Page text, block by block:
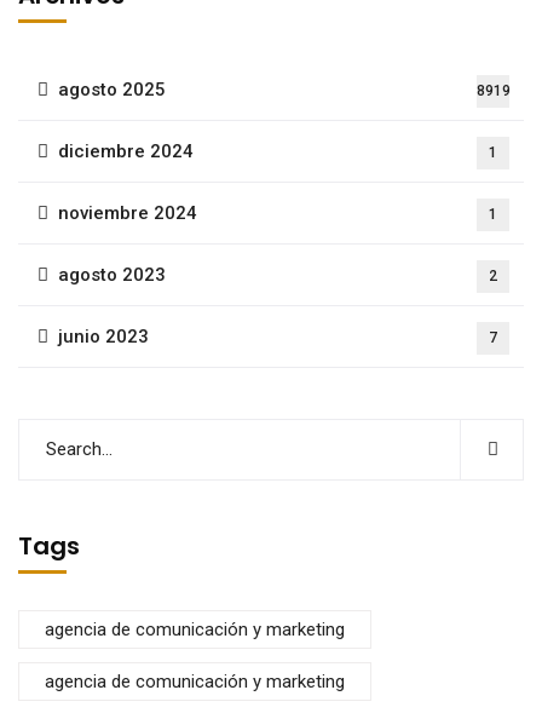
agosto 2025 8919
diciembre 2024 1
noviembre 2024 1
agosto 2023 2
junio 2023 7
Tags
agencia de comunicación y marketing
agencia de comunicación y marketing